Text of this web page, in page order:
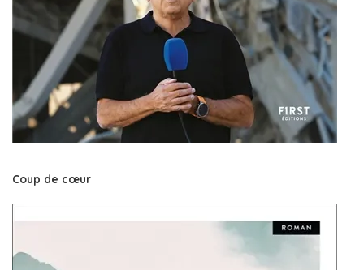
Coup de cœur